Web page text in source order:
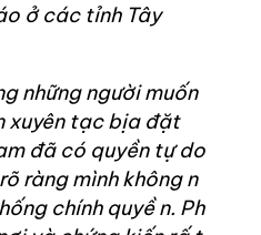
ở các tỉnh Tây
những người muốn
xuyên tạc bịa đặt
đã có quyền tựdo
ràng mình không n
chính quyề n. Ph